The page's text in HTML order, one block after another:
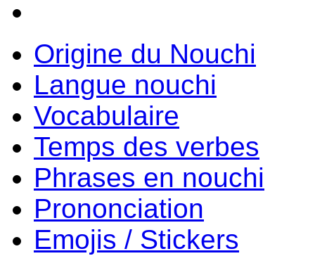
Origine du Nouchi
Langue nouchi
Vocabulaire
Temps des verbes
Phrases en nouchi
Prononciation
Emojis / Stickers